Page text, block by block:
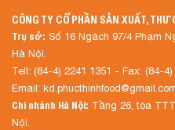
CÔNG TY CỔ PHẦN SẢN XUẤT,
Trụ sở: Số 16 Ngách 97/4 Phạm
Hà Nội.
Tell: (84-4) 2241 1351 - Fax: (84-4)
Email:
Chi nhánh Hà Nội: Tầng 26, tòa
Nội.